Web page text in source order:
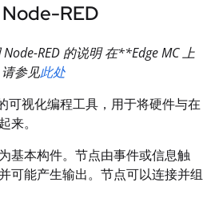
RED
RED 的说明 在**Edge MC 上
参见此处
可视化编程工具，用于将硬件与在
来。
基本构件。节点由事件或信息触
可能产生输出。节点可以连接并组